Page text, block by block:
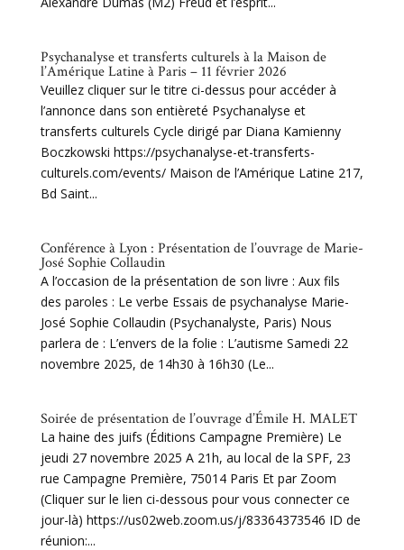
Psychanalyse et transferts culturels à la Maison de
l’Amérique Latine à Paris – 11 février 2026
Veuillez cliquer sur le titre ci-dessus pour accéder à
l’annonce dans son entièreté Psychanalyse et
transferts culturels Cycle dirigé par Diana Kamienny
Boczkowski https://psychanalyse-et-transferts-
culturels.com/events/ Maison de l’Amérique Latine 217,
Bd Saint...
Conférence à Lyon : Présentation de l’ouvrage de Marie-
José Sophie Collaudin
A l’occasion de la présentation de son livre : Aux fils
des paroles : Le verbe Essais de psychanalyse Marie-
José Sophie Collaudin (Psychanalyste, Paris) Nous
parlera de : L’envers de la folie : L’autisme Samedi 22
novembre 2025, de 14h30 à 16h30 (Le...
Soirée de présentation de l’ouvrage d’Émile H. MALET
La haine des juifs (Éditions Campagne Première) Le
jeudi 27 novembre 2025 A 21h, au local de la SPF, 23
rue Campagne Première, 75014 Paris Et par Zoom
(Cliquer sur le lien ci-dessous pour vous connecter ce
jour-là) https://us02web.zoom.us/j/83364373546 ID de
réunion:...